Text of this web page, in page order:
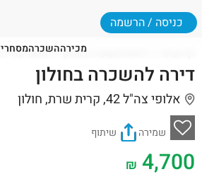
מכירההשכרהמסחרי
כניסה / הרשמה
דירות להשכרה בחולון אלופי צה"ל 42, חולון
דירה להשכרה בחולון
אלופי צה"ל 42, קרית שרת, חולון
שמירה שיתוף
4,700
₪